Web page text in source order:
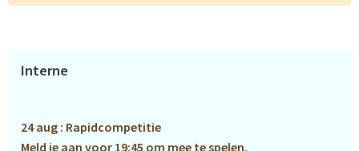
Primaire
Interne
24 aug : Rapidcompetitie
Meld je aan voor 19:45 om mee te spelen.